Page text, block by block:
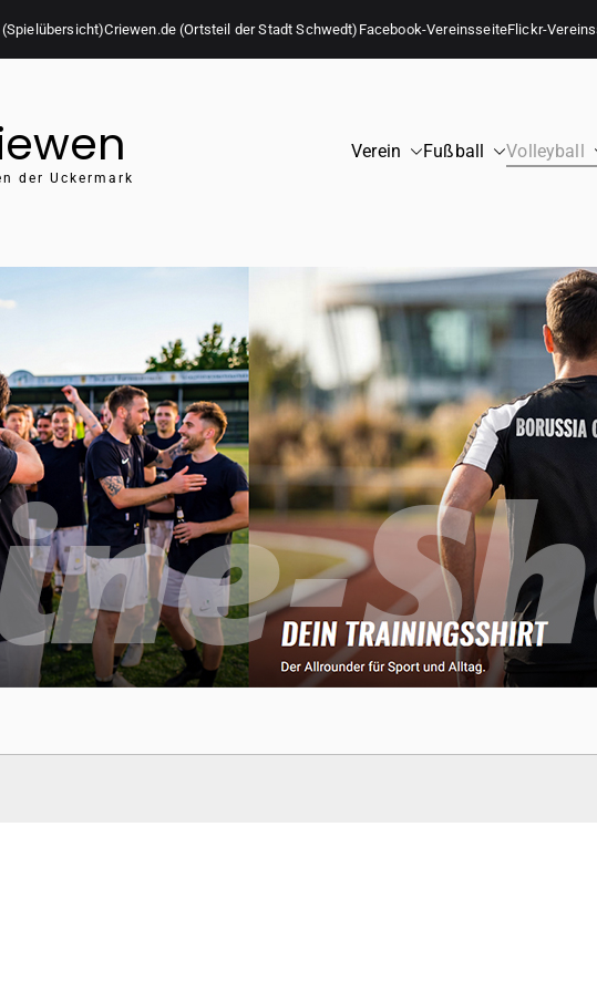
Criewen.de (Ortsteil der Stadt Schwedt) Facebook-VereinsseiteFlickr-
der Uckermark
Verein Fußball Volleyball